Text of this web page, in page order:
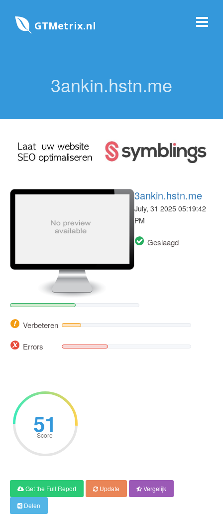
GTMetrix.nl
3ankin.hstn.me
3ankin.hstn.me
July, 31 2025 05:19:42
PM
Geslaagd
Verbeteren
Errors
51
Score
Get the Full Report Update
Vergelijk
Delen